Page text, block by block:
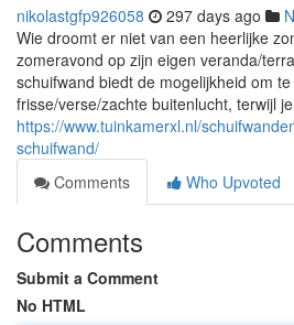
nikolastgfp926058 297 days ago
Wie droomt er niet van een heerlijke
zomeravond op zijn eigen veranda/
schuifwand biedt de mogelijkheid om
frisse/verse/zachte buitenlucht, terwijl je
https://www.tuinkamerxl.nl/
schuifwand/
Comments
Who Upvoted
Comments
Submit a Comment
No HTML